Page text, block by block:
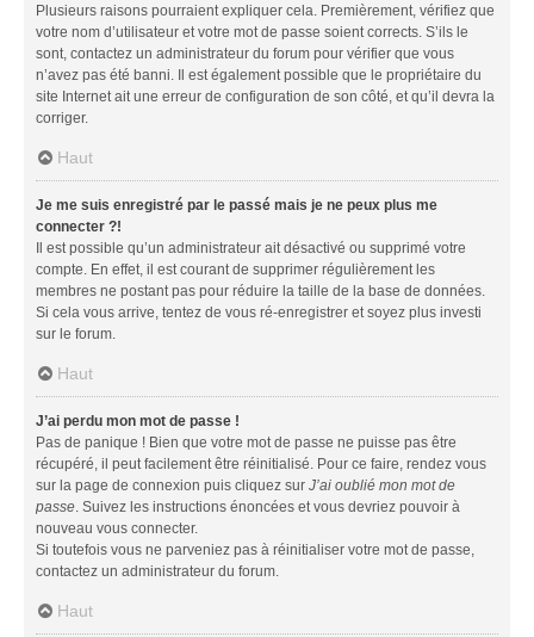
Plusieurs raisons pourraient expliquer cela. Premièrement, vérifiez que
votre nom d’utilisateur et votre mot de passe soient corrects. S’ils le
sont, contactez un administrateur du forum pour vérifier que vous
n’avez pas été banni. Il est également possible que le propriétaire du
site Internet ait une erreur de configuration de son côté, et qu’il devra la
corriger.
Haut
Je me suis enregistré par le passé mais je ne peux plus me
connecter ?!
Il est possible qu’un administrateur ait désactivé ou supprimé votre
compte. En effet, il est courant de supprimer régulièrement les
membres ne postant pas pour réduire la taille de la base de données.
Si cela vous arrive, tentez de vous ré-enregistrer et soyez plus investi
sur le forum.
Haut
J’ai perdu mon mot de passe !
Pas de panique ! Bien que votre mot de passe ne puisse pas être
récupéré, il peut facilement être réinitialisé. Pour ce faire, rendez vous
sur la page de connexion puis cliquez sur J’ai oublié mon mot de
passe. Suivez les instructions énoncées et vous devriez pouvoir à
nouveau vous connecter.
Si toutefois vous ne parveniez pas à réinitialiser votre mot de passe,
contactez un administrateur du forum.
Haut